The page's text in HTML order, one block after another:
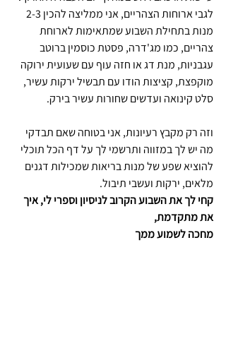
מנות בתחילת השבוע שמתאימות לארוחת
צהריים, כמו מג'דרה, פסטת כוסמין ברוטב
עגבניות, מנת דג או חזה עוף עם שעועית ירוקה
מוקפצת, קציצות הודו עם תבשיל ירקות עשיר,
סלט קינואה ועדשים שחורות עשיר בירק.
וזה רק מקבץ רעיונות, אני בטוחה שאם תבדקי
מה יש לך במזווה ותרשמי לך על דף הכל תוכלי
להוציא שפע של מנות בריאות שמכילות דגנים
מלאים, ירקות ועשבי תיבול.
קחי לך את השבוע הקרוב לניסיון וספרי לי, איך
את מתקדמת,
מחכה לשמוע ממך